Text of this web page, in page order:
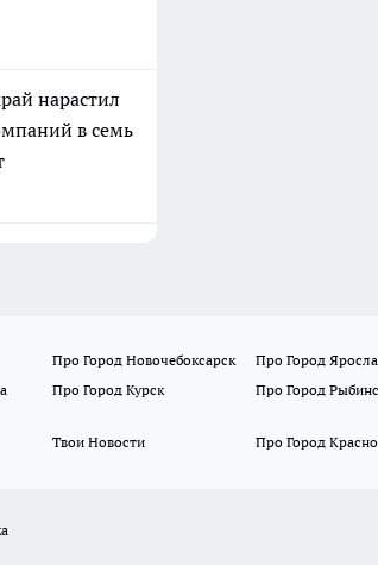
нарастил
в семь
Про Город Новочебоксарск Про Город
Про Город Курск Про Город
Твои Новости Про Город